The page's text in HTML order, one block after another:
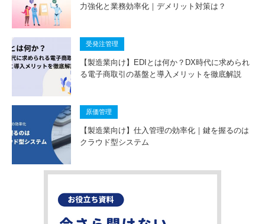
力強化と業務効率化｜デメリット対策は？
受発注管理
【製造業向け】EDIとは何か？DX時代に求められ
る電子商取引の基盤と導入メリットを徹底解説
原価管理
【製造業向け】仕入管理の効率化｜鍵を握るのは
クラウド型システム